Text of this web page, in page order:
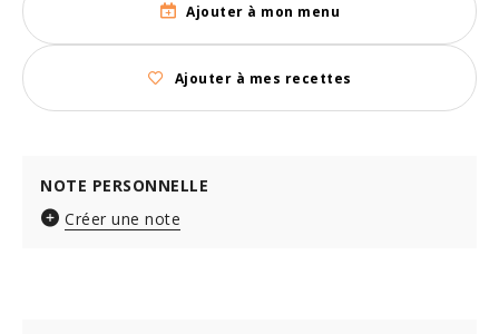
Ajouter à mon menu
Ajouter à mes recettes
NOTE PERSONNELLE
Créer une note